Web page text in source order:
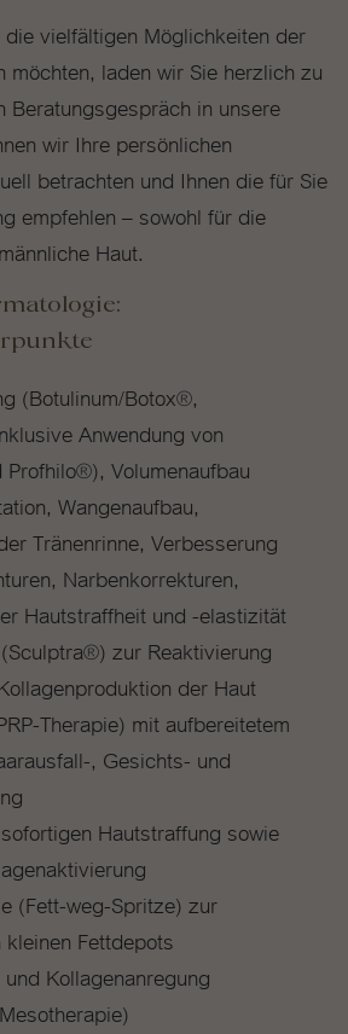
vielfältigen Möglichkeiten der
möchten, laden wir Sie herzlich zu
Beratungsgespräch in unsere
wir Ihre persönlichen
betrachten und Ihnen die für Sie
empfehlen – sowohl für die
Haut.
(Botulinum/Botox®,
Anwendung von
Volumenaufbau
Wangenaufbau,
Tränenrinne, Verbesserung
Narbenkorrekturen,
Hautstraffheit und -elastizität
zur Reaktivierung
der Haut
Therapie) mit aufbereitetem
, Gesichts- und
Hautstraffung sowie
(Fett-weg-Spritze) zur
Fettdepots
Kollagenanregung